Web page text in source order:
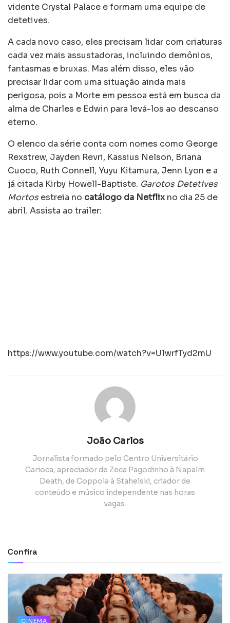
vidente Crystal Palace e formam uma equipe de
detetives.
A cada novo caso, eles precisam lidar com criaturas
cada vez mais assustadoras, incluindo demônios,
fantasmas e bruxas. Mas além disso, eles vão
precisar lidar com uma situação ainda mais
perigosa, pois a Morte em pessoa está em busca da
alma de Charles e Edwin para levá-los ao descanso
eterno.
O elenco da série conta com nomes como George
Rexstrew, Jayden Revri, Kassius Nelson, Briana
Cuoco, Ruth Connell, Yuyu Kitamura, Jenn Lyon e a
já citada Kirby Howell-Baptiste. Garotos Detetives
Mortos estreia no catálogo da Netflixno dia 25 de
abril. Assista ao trailer:
https://www.youtube.com/watch?v=U1wrfTyd2mU
João Carlos
Jornalista formado pelo Centro Universitário
Carioca, apreciador de Zeca Pagodinho à Napalm
Death, de Coppola à Stahelski, criador de
conteúdo e músico independente nas horas
vagas.
Confira
CINEMA